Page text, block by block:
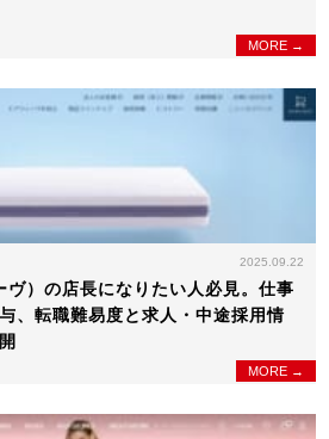
MORE →
2025.09.22
）の店長になりたい人必見。仕事
、転職難易度と求人・中途採用情
MORE →